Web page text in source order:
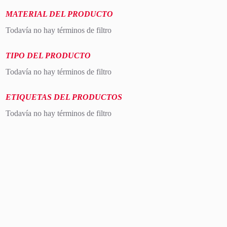
MATERIAL DEL PRODUCTO
Todavía no hay términos de filtro
TIPO DEL PRODUCTO
Todavía no hay términos de filtro
ETIQUETAS DEL PRODUCTOS
Todavía no hay términos de filtro